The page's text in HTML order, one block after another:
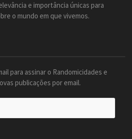
e importância únicas para
o mundo em que vivemos.
para assinar o Randomicidades e
publicações por email.